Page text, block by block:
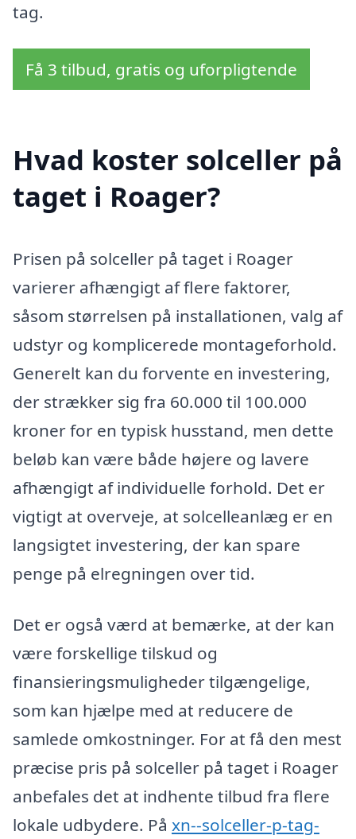
tag.
Få 3 tilbud, gratis og uforpligtende
Hvad koster solceller på
taget i Roager?
Prisen på solceller på taget i Roager
varierer afhængigt af flere faktorer,
såsom størrelsen på installationen, valg af
udstyr og komplicerede montageforhold.
Generelt kan du forvente en investering,
der strækker sig fra 60.000 til 100.000
kroner for en typisk husstand, men dette
beløb kan være både højere og lavere
afhængigt af individuelle forhold. Det er
vigtigt at overveje, at solcelleanlæg er en
langsigtet investering, der kan spare
penge på elregningen over tid.
Det er også værd at bemærke, at der kan
være forskellige tilskud og
finansieringsmuligheder tilgængelige,
som kan hjælpe med at reducere de
samlede omkostninger. For at få den mest
præcise pris på solceller på taget i Roager
anbefales det at indhente tilbud fra flere
lokale udbydere. På xn--solceller-p-tag-